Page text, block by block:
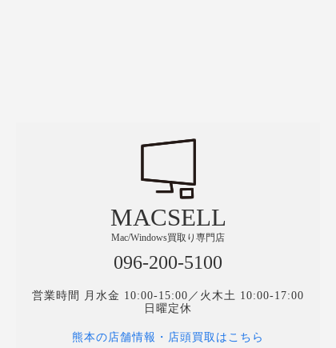
MACSELL
Mac/Windows買取り専門店
096-200-5100
営業時間 月水金 10:00-15:00／火木土 10:00-17:00
日曜定休
熊本の店舗情報・店頭買取はこちら